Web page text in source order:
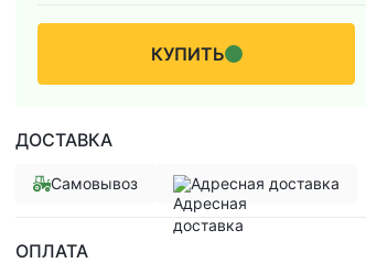
КУПИТЬ
ДОСТАВКА
Самовывоз Адресная доставка
ОПЛАТА